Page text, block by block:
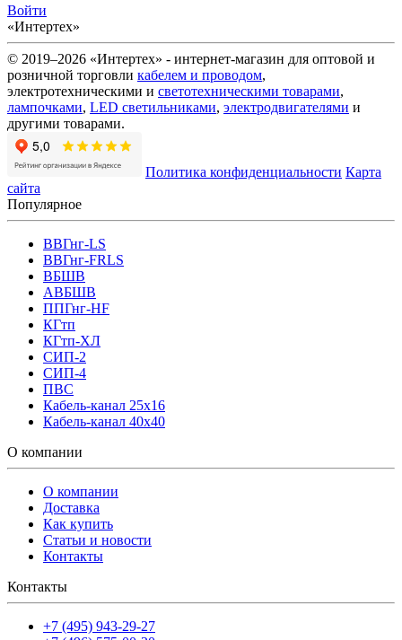
Войти
«Интертех»
© 2019–2026 «Интертех» - интернет-магазин для оптовой и
розничной торговли кабелем и проводом,
электротехническими и светотехническими товарами,
лампочками, LED светильниками, электродвигателями и
другими товарами.
Политика конфиденциальности Карта
сайта
Популярное
ВВГнг-LS
ВВГнг-FRLS
ВБШВ
АВБШВ
ППГнг-HF
КГтп
КГтп-ХЛ
СИП-2
СИП-4
ПВС
Кабель-канал 25х16
Кабель-канал 40х40
О компании
О компании
Доставка
Как купить
Статьи и новости
Контакты
Контакты
+7 (495) 943-29-27